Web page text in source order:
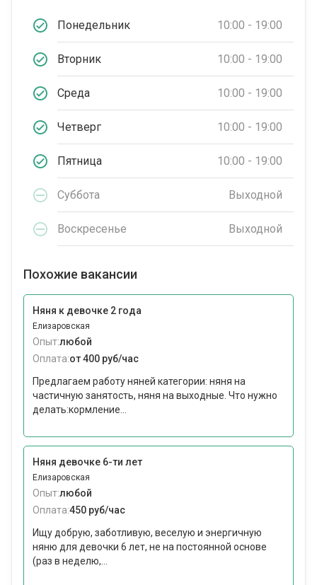
Понедельник 10:00 - 19:00
Вторник 10:00 - 19:00
Среда 10:00 - 19:00
Четверг 10:00 - 19:00
Пятница 10:00 - 19:00
Суббота Выходной
Воскресенье Выходной
Похожие вакансии
Няня к девочке 2 года
Елизаровская
Опыт:любой
Оплата:от 400 руб/час
Предлагаем работу няней категории: няня на
частичную занятость, няня на выходные. Что нужно
делать:кормление...
Няня девочке 6-ти лет
Елизаровская
Опыт:любой
Оплата:450 руб/час
Ищу добрую, заботливую, веселую и энергичную
няню для девочки 6 лет, не на постоянной основе
(раз в неделю,...